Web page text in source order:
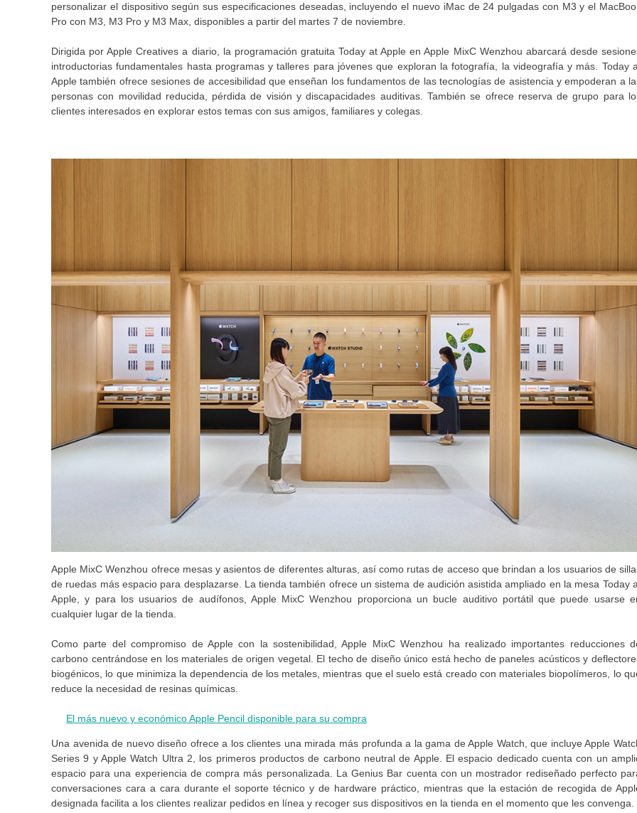
personalizar el dispositivo según sus especificaciones deseadas, incluyendo el nuevo iMac de 24 pulgadas con M3 y el
Pro con M3, M3 Pro y M3 Max, disponibles a partir del martes 7 de noviembre.
Dirigida por Apple Creatives a diario, la programación gratuita Today at Apple en Apple MixC Wenzhou abarcará desde
introductorias fundamentales hasta programas y talleres para jóvenes que exploran la fotografía, la videografía y más. Today
Apple también ofrece sesiones de accesibilidad que enseñan los fundamentos de las tecnologías de asistencia y empoderan a
personas con movilidad reducida, pérdida de visión y discapacidades auditivas. También se ofrece reserva de grupo para
clientes interesados en explorar estos temas con sus amigos, familiares y colegas.
Apple MixC Wenzhou ofrece mesas y asientos de diferentes alturas, así como rutas de acceso que brindan a los usuarios de
de ruedas más espacio para desplazarse. La tienda también ofrece un sistema de audición asistida ampliado en la mesa Today
Apple, y para los usuarios de audífonos, Apple MixC Wenzhou proporciona un bucle auditivo portátil que puede usarse
cualquier lugar de la tienda.
Como parte del compromiso de Apple con la sostenibilidad, Apple MixC Wenzhou ha realizado importantes reducciones
carbono centrándose en los materiales de origen vegetal. El techo de diseño único está hecho de paneles acústicos y
biogénicos, lo que minimiza la dependencia de los metales, mientras que el suelo está creado con materiales biopolímeros, lo
reduce la necesidad de resinas químicas.
El más nuevo y económico Apple Pencil disponible para su compra
Una avenida de nuevo diseño ofrece a los clientes una mirada más profunda a la gama de Apple Watch, que incluye Apple
Series 9 y Apple Watch Ultra 2, los primeros productos de carbono neutral de Apple. El espacio dedicado cuenta con un
espacio para una experiencia de compra más personalizada. La Genius Bar cuenta con un mostrador rediseñado perfecto
conversaciones cara a cara durante el soporte técnico y de hardware práctico, mientras que la estación de recogida de
designada facilita a los clientes realizar pedidos en línea y recoger sus dispositivos en la tienda en el momento que les convenga.